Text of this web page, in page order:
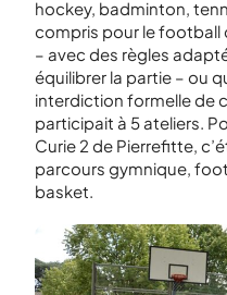
hockey, badminton,
compris pour le football
– avec des règles
équilibrer la partie – ou
interdiction formelle de
participait à 5 ateliers.
Curie 2 de Pierrefitte,
parcours gymnique,
basket.